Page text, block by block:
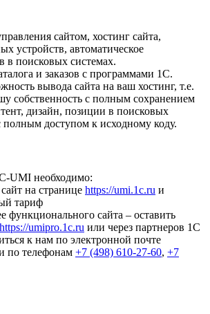
сайтом, хостинг сайта,
устройств, автоматическое
в поисковых системах.
и заказов с программами 1С.
вывода сайта на ваш хостинг, т.е.
собственность с полным сохранением
дизайн, позиции в поисковых
полным доступом к исходному коду.
UMI необходимо:
на странице https://umi.1c.ru и
тариф
функционального сайта – оставить
https://umipro.1c.ru или через партнеров 1С
к нам по электронной почте
по телефонам +7 (498) 610-27-60, +7